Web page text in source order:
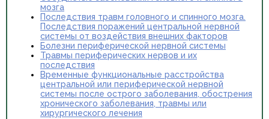
мозга
Последствия травм головного и спинного мозга.
Последствия поражений центральной нервной
системы от воздействия внешних факторов
Болезни периферической нервной системы
Травмы периферических нервов и их
последствия
Временные функциональные расстройства
центральной или периферической нервной
системы после острого заболевания, обострения
хронического заболевания, травмы или
хирургического лечения